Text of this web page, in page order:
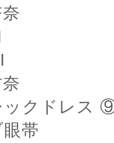
クドレス
帯